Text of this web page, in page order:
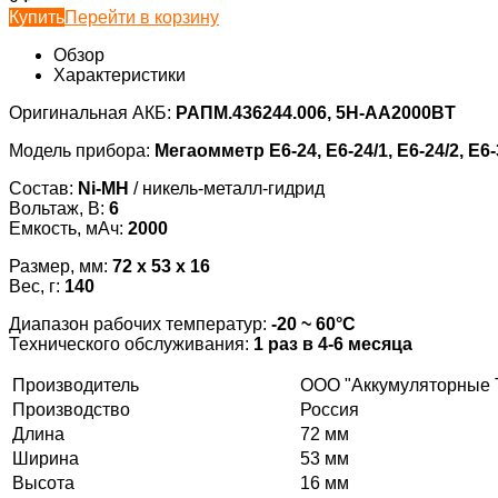
КупитьПерейти в корзину
Обзор
Характеристики
Оригинальная АКБ: РАПМ.436244.006, 5H-AA2000BT
Модель прибора: Мегаомметр Е6-24, Е6-24/1, Е6-24/2,
Состав: Ni-MH / никель-металл-гидрид
Вольтаж, В: 6
Емкость, мАч: 2000
Размер, мм: 72 x 53 x 16
Вес, г: 140
Диапазон рабочих температур: -20 ~ 60°С
Технического обслуживания: 1 раз в 4-6 месяца
Производитель
ООО "Аккумуляторные
Производство
Россия
Длина
72 мм
Ширина
53 мм
Высота
16 мм